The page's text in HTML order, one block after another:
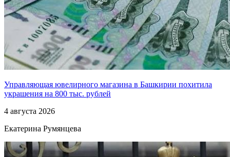
Управляющая ювелирного магазина в Башкирии похитила
украшения на 800 тыс. рублей
4 августа 2026
Екатерина Румянцева